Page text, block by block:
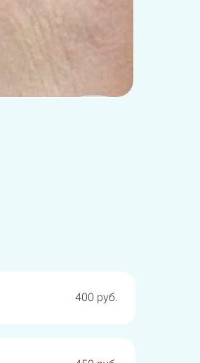
400 руб.
990 руб.
1000 руб.
2200 руб.